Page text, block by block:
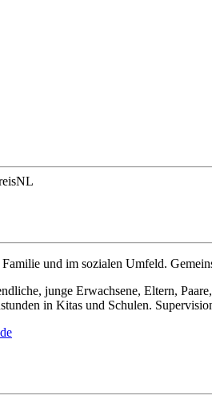
und im sozialen Umfeld.
junge Erwachsene, Eltern,
in Kitas und Schulen.